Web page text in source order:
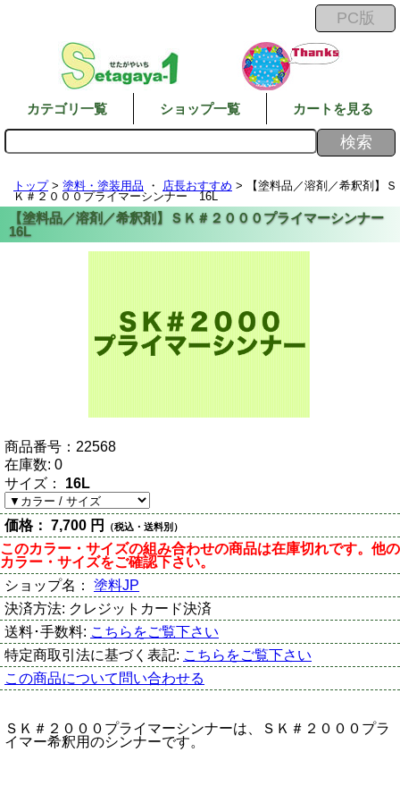
カテゴリ一覧 ショップ一覧 カートを見る
トップ> 塗料・塗装用品 ・ 店長おすすめ > 【塗料品／溶剤／希釈剤】Ｓ
Ｋ＃２０００プライマーシンナー 16L
商品番号： 22568
在庫数: 0
サイズ： 16L
価格： 7,700 円 （税込・送料別）
このカラー・サイズの組み合わせの商品は在庫切れです。他の
カラー・サイズをご確認下さい。
ショップ名： 塗料JP
決済方法: クレジットカード決済
送料･手数料: こちらをご覧下さい
特定商取引法に基づく表記: こちらをご覧下さい
この商品について問い合わせる
ＳＫ＃２０００プライマーシンナーは、ＳＫ＃２０００プラ
イマー希釈用のシンナーです。